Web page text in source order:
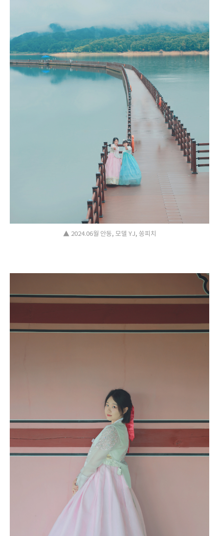
▲ 2024.06월 안동, 모델 YJ, 쏭피치